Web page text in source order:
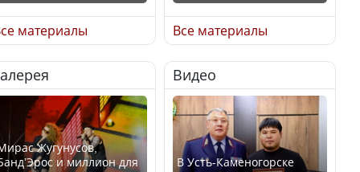
Искусственный интеллект
включили в
школьную программу
Казахстана
материалы
В РФ вынесен заочный
приговор по уголовному
делу об убийстве Игоря
Талькова
Все материалы
Жугунусов,
и миллион для
Видео
В Усть-Каменогорске